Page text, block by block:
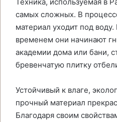
самых сложных. В
материал уходит под воду.
временем они начинают
академии дома или бани,
бревенчатую плитку
Устойчивый к влаге,
прочный материал
Благодаря своим